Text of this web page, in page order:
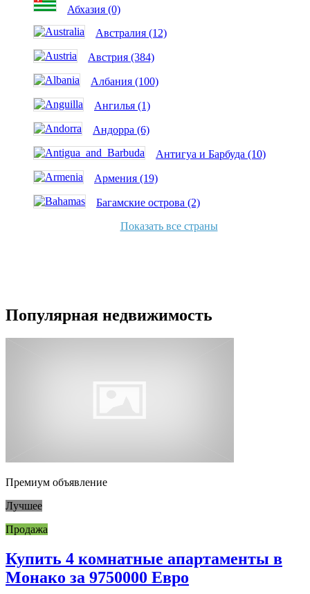
Абхазия (0)
Австралия (12)
Австрия (384)
Албания (100)
Ангилья (1)
Андорра (6)
Антигуа и Барбуда (10)
Армения (19)
Багамские острова (2)
Показать все страны
Популярная недвижимость
Премиум объявление
Лучшее
Продажа
Купить 4 комнатные апартаменты в
Монако за 9750000 Евро